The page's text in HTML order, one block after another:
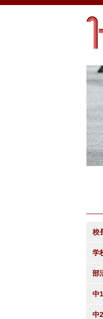
校
学
部
中
中